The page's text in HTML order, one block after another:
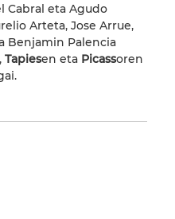
Cabral eta Agudo
Arteta, Jose Arrue,
Benjamin Palencia
Tapiesen eta Picassoren